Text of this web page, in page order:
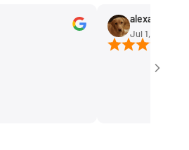
alexandra
Jul 1, 2023